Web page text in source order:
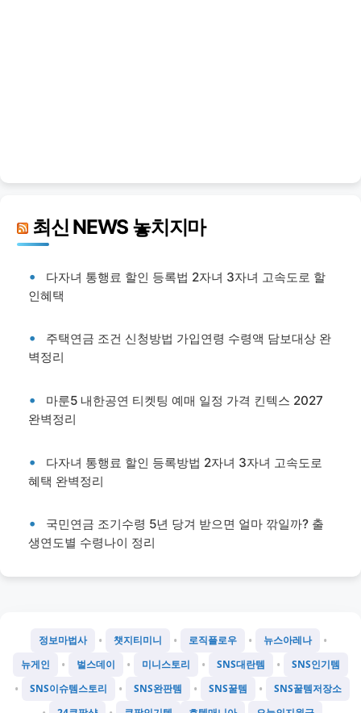
최신 NEWS 놓치지마
다자녀 통행료 할인 등록법 2자녀 3자녀 고속도로 할
인혜택
주택연금 조건 신청방법 가입연령 수령액 담보대상 완
벽정리
마룬5 내한공연 티켓팅 예매 일정 가격 킨텍스 2027
완벽정리
다자녀 통행료 할인 등록방법 2자녀 3자녀 고속도로
혜택 완벽정리
국민연금 조기수령 5년 당겨 받으면 얼마 깎일까? 출
생연도별 수령나이 정리
정보마법사 • 챗지티미니 • 로직플로우 • 뉴스아레나 •
뉴게인 • 벌스데이 • 미니스토리 • SNS대란템 • SNS인기템
• SNS이슈템스토리 • SNS완판템 • SNS꿀템 • SNS꿀템저장소